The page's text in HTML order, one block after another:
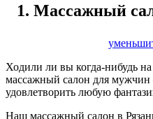
Массажный
Ходили ли вы когда-нибудь
массажный салон для мужчин
удовлетворить любую
Наш массажный салон в